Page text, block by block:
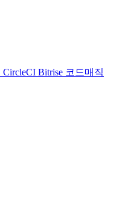
CircleCI Bitrise 코드매직